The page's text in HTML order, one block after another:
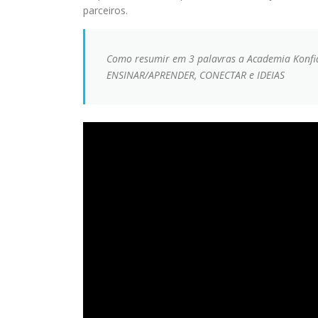
parceiros.
Como resumir em 3 palavras a Academia
ENSINAR/APRENDER, CONECTAR e IDEIAS